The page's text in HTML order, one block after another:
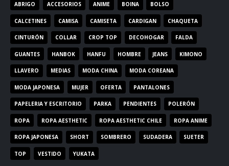
ABRIGO ACCESORIOS ANIME BOINA BOLSO
CALCETINES CAMISA CAMISETA CARDIGAN CHAQUETA
CINTURÓN COLLAR CROP TOP DECOHOGAR FALDA
GUANTES HANBOK HANFU HOMBRE JEANS KIMONO
LLAVERO MEDIAS MODA CHINA MODA COREANA
MODA JAPONESA MUJER OFERTA PANTALONES
PAPELERIA Y ESCRITORIO PARKA PENDIENTES POLERÓN
ROPA ROPA AESTHETIC ROPA AESTHETIC CHILE ROPA ANIME
ROPA JAPONESA SHORT SOMBRERO SUDADERA SUETER
TOP VESTIDO YUKATA